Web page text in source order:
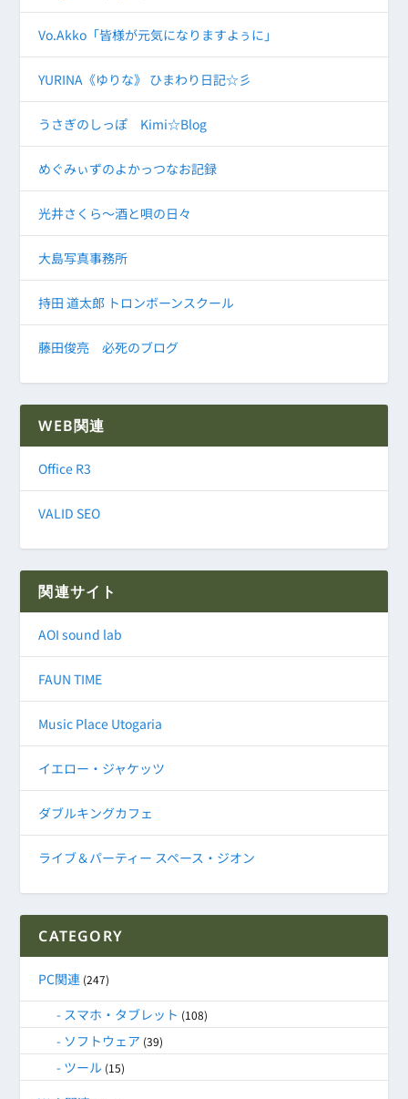
Vo.Akko「皆様が元気になりますよぅに」
YURINA《ゆりな》 ひまわり日記☆彡
うさぎのしっぽ Kimi☆Blog
めぐみぃずのよかっつなお記録
光井さくら～酒と唄の日々
大島写真事務所
持田 道太郎 トロンボーンスクール
藤田俊亮 必死のブログ
WEB関連
Office R3
VALID SEO
関連サイト
AOI sound lab
FAUN TIME
Music Place Utogaria
イエロー・ジャケッツ
ダブルキングカフェ
ライブ＆パーティー スペース・ジオン
CATEGORY
PC関連 (247)
スマホ・タブレット (108)
ソフトウェア (39)
ツール (15)